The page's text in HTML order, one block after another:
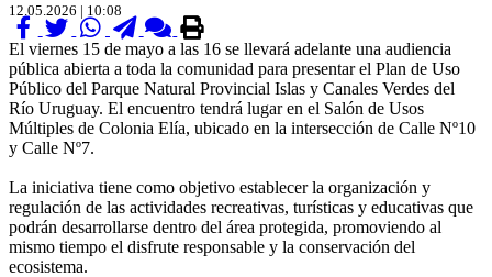
12.05.2026 | 10:08
El viernes 15 de mayo a las 16 se llevará adelante una audiencia
pública abierta a toda la comunidad para presentar el Plan de Uso
Público del Parque Natural Provincial Islas y Canales Verdes del
Río Uruguay. El encuentro tendrá lugar en el Salón de Usos
Múltiples de Colonia Elía, ubicado en la intersección de Calle Nº10
y Calle Nº7.
La iniciativa tiene como objetivo establecer la organización y
regulación de las actividades recreativas, turísticas y educativas que
podrán desarrollarse dentro del área protegida, promoviendo al
mismo tiempo el disfrute responsable y la conservación del
ecosistema.